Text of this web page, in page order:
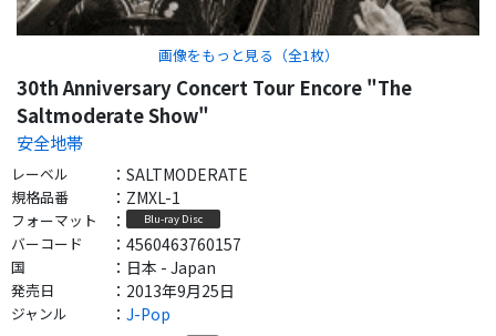
画像をもっと見る（全1枚）
30th Anniversary Concert Tour Encore "The
Saltmoderate Show"
安全地帯
レーベル ： SALTMODERATE
規格品番 ： ZMXL-1
フォーマット ： Blu-ray Disc
バーコード ： 4560463760157
国 ： 日本 - Japan
発売日 ： 2013年9月25日
ジャンル ： J-Pop